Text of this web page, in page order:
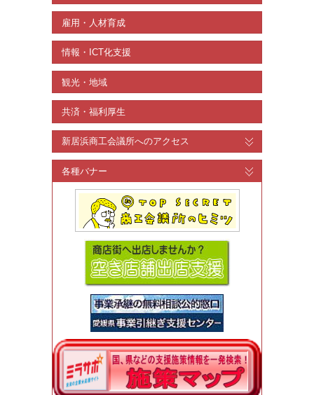
雇用・人材育成
情報・ICT化支援
観光・地域
共済・福利厚生
新居浜商工会議所へのアクセス
各種バナー